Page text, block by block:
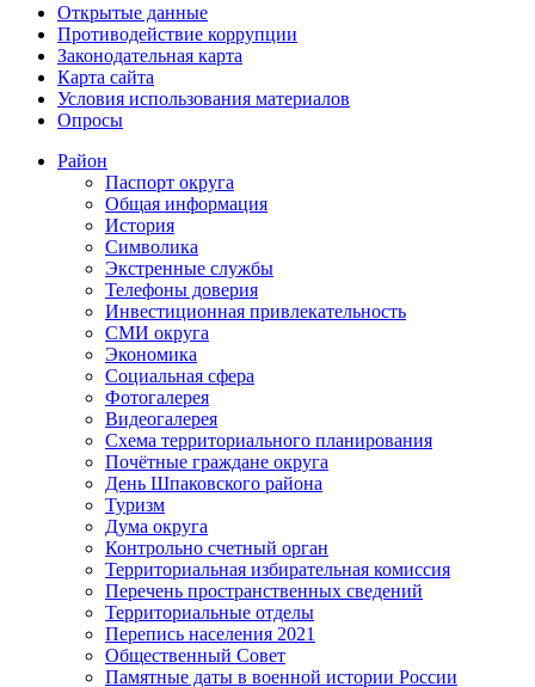
Открытые данные
Противодействие коррупции
Законодательная карта
Карта сайта
Условия использования материалов
Опросы
Район
Паспорт округа
Общая информация
История
Символика
Экстренные службы
Телефоны доверия
Инвестиционная привлекательность
СМИ округа
Экономика
Социальная сфера
Фотогалерея
Видеогалерея
Схема территориального планирования
Почётные граждане округа
День Шпаковского района
Туризм
Дума округа
Контрольно счетный орган
Территориальная избирательная комиссия
Перечень пространственных сведений
Территориальные отделы
Перепись населения 2021
Общественный Совет
Памятные даты в военной истории России